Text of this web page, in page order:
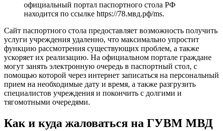
официальный портал паспортного стола РФ
находится по ссылке https://78.мвд.рф/ms.
Сайт паспортного стола предоставляет возможность получить
услуги учреждения удаленно, что максимально упростит
функцию рассмотрения существующих проблем, а также
ускоряет их реализацию. На официальном портале граждане
могут занять электронную очередь в паспортный стол, с
помощью которой через интернет записаться на персональный
прием на необходимые дату и время, а также разгрузить
специалистов учреждения и покончить с долгими и
тягомотными очередями.
Как и куда жаловаться на ГУВМ МВД